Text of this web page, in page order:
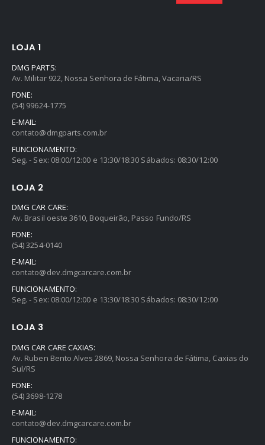
LOJA 1
DMG PARTS:
Av. Militar 922, Nossa Senhora de Fátima, Vacaria/RS
FONE:
(54) 99624-1775
E-MAIL:
contato@dmgparts.com.br
FUNCIONAMENTO:
Seg. - Sex: 08:00/12:00 e 13:30/18:30 Sábados: 08:30/12:00
LOJA 2
DMG CAR CARE:
Av. Brasil oeste 3610, Boqueirão, Passo Fundo/RS
FONE:
(54) 3254-0140
E-MAIL:
contato@dev.dmgcarcare.com.br
FUNCIONAMENTO:
Seg. - Sex: 08:00/12:00 e 13:30/18:30 Sábados: 08:30/12:00
LOJA 3
DMG CAR CARE CAXIAS:
Av. Ruben Bento Alves 2869, Nossa Senhora de Fátima, Caxias do
Sul/RS
FONE:
(54) 3698-1278
E-MAIL:
contato@dev.dmgcarcare.com.br
FUNCIONAMENTO: